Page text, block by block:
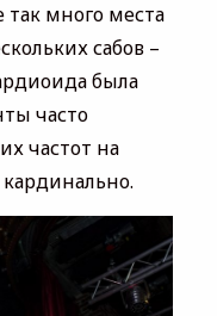
много места
сабов –
была
часто
частот на